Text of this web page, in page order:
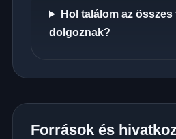
Hol találom az összes
dolgoznak?
Források és